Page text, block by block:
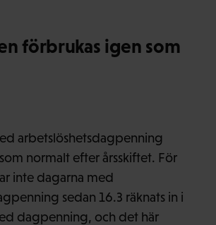
förbrukas igen som
arbetslöshetsdagpenning
normalt efter årsskiftet. För
inte dagarna med
sedan 16.3 räknats in i
dagpenning, och det här